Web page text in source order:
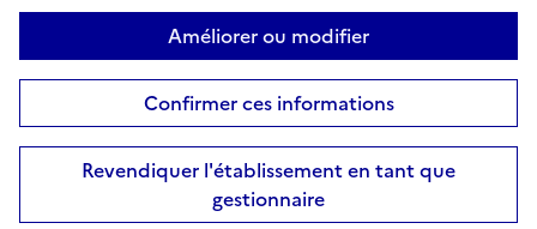
Améliorer ou modifier
Confirmer ces informations
Revendiquer l'établissement en tant que
gestionnaire